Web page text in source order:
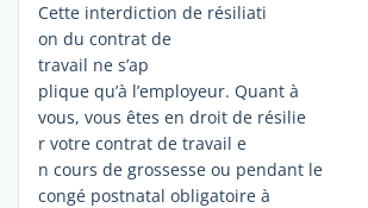
Cette interdiction de résiliati
on du contrat de
travail ne s’ap
plique qu’à l’employeur. Quant à
vous, vous êtes en droit de résilie
r votre contrat de travail e
n cours de grossesse ou pendant le
congé postnatal obligatoire à